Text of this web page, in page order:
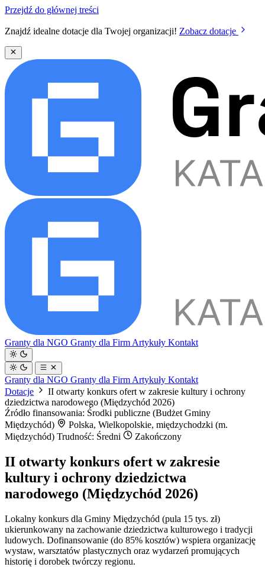
Przejdź do głównej treści
Znajdź idealne dotacje dla Twojej organizacji! Zobacz dotacje
Granty dla NGO Granty dla Firm Artykuły Kontakt
Granty dla NGO Granty dla Firm Artykuły Kontakt
Dotacje
II otwarty konkurs ofert w zakresie kultury i ochrony
dziedzictwa narodowego (Międzychód 2026)
Źródło finansowania: Środki publiczne (Budżet Gminy
Międzychód)
Polska, Wielkopolskie, międzychodzki (m.
Międzychód) Trudność: Średni Zakończony
II otwarty konkurs ofert w zakresie
kultury i ochrony dziedzictwa
narodowego (Międzychód 2026)
Lokalny konkurs dla Gminy Międzychód (pula 15 tys. zł)
ukierunkowany na zachowanie dziedzictwa kulturowego i tradycji
ludowych. Dofinansowanie (do 85% kosztów) wspiera organizację
wystaw, warsztatów plastycznych oraz wydarzeń promujących
historię i dorobek twórczy regionu.